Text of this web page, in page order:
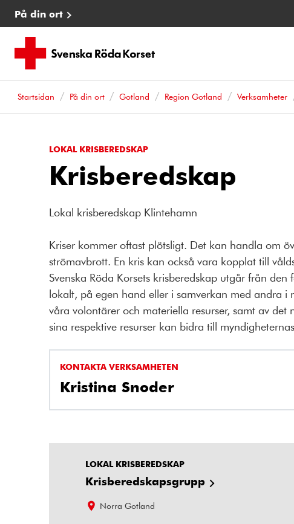
På din ort
Startsidan På din ort Gotland Region Gotland Verksamheter
LOKAL KRISBEREDSKAP
Krisberedskap
Lokal krisberedskap Klintehamn
Kriser kommer oftast plötsligt. Det kan handla om
strömavbrott. En kris kan också vara kopplat till
Svenska Röda Korsets krisberedskap utgår från
lokalt, på egen hand eller i samverkan med andra
våra volontärer och materiella resurser, samt av
sina respektive resurser kan bidra till
KONTAKTA VERKSAMHETEN
Kristina Snoder
LOKAL KRISBEREDSKAP
Krisberedskapsgrupp
Norra Gotland